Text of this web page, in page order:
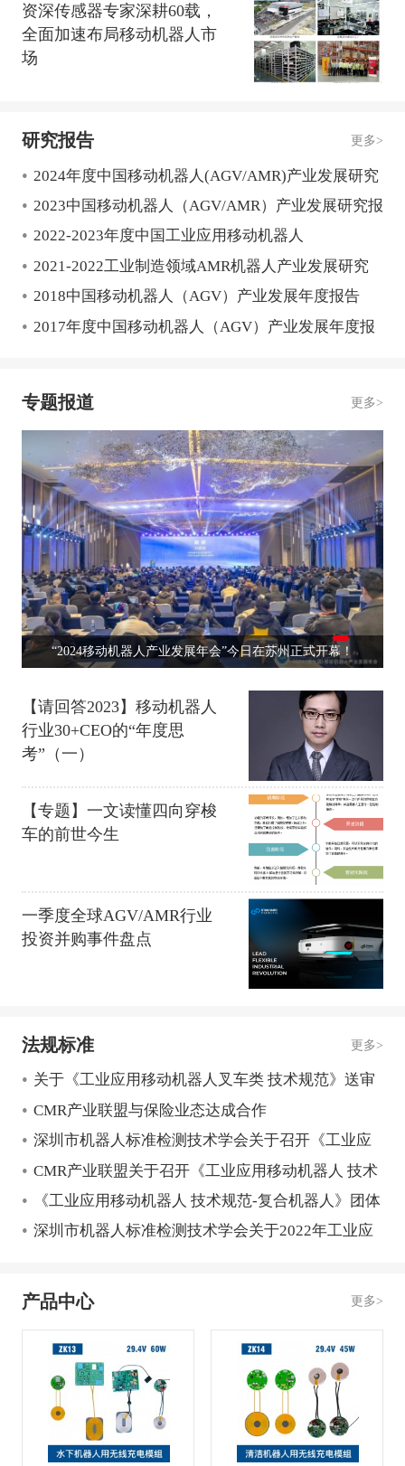
资深传感器专家深耕60载，
全面加速布局移动机器人市
场
研究报告 更多>
• 2024年度中国移动机器人(AGV/AMR)产业发展研究
报告
• 2023中国移动机器人（AGV/AMR）产业发展研究报
告
• 2022-2023年度中国工业应用移动机器人
（AGV/AMR）产业发展研究报告
• 2021-2022工业制造领域AMR机器人产业发展研究
报告
• 2018中国移动机器人（AGV）产业发展年度报告
• 2017年度中国移动机器人（AGV）产业发展年度报
专题报道 更多>
“2024移动机器人产业发展年会”今日在苏州正式开幕！
【请回答2023】移动机器人
行业30+CEO的“年度思
考”（一）
【专题】一文读懂四向穿梭
车的前世今生
一季度全球AGV/AMR行业
投资并购事件盘点
法规标准 更多>
• 关于《工业应用移动机器人叉车类 技术规范》送审
稿审查会的通知
• CMR产业联盟与保险业态达成合作
• 深圳市机器人标准检测技术学会关于召开《工业应
用移动机器人 技术规范-复合移动机器人》线下讨论
会的通知
• CMR产业联盟关于召开《工业应用移动机器人 技术
规范-复合移动机器人》线下讨论会的通知
•
《工业应用移动机器人 技术规范-复合机器人》团体
标准讨论会成功召开！
• 深圳市机器人标准检测技术学会关于2022年工业应
应用移动机器人团体标准立项的公示
产品中心 更多>